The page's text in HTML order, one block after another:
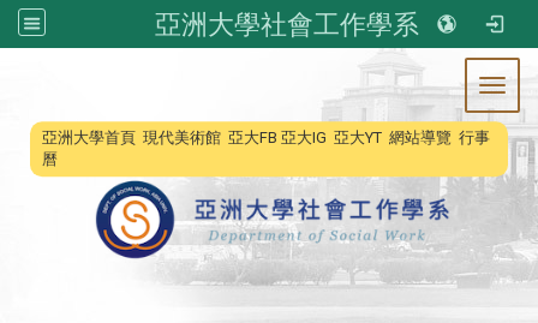
亞洲大學社會工作學系
::: 亞洲大學首頁 現代美術館 亞大FB 亞大IG 亞大YT 網站導覽 行事
曆